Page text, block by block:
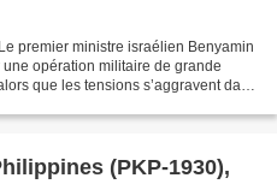
premier ministre israélien Benyamin
opération militaire de grande
que les tensions s’aggravent dans
(PKP-1930),